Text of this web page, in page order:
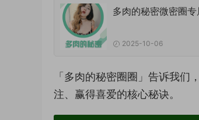
多肉的秘密微密圈
2025-10-06
「多肉的秘密圈圈」告诉我
注、赢得喜爱的核心秘诀。